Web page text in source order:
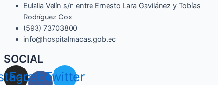
Eulalia Velín s/n entre Ernesto Lara Gavilánez y Tobías
Rodríguez Cox
(593) 73703800​
info@hospitalmacas.gob.ec
SOCIAL
Facebook-
Twitter